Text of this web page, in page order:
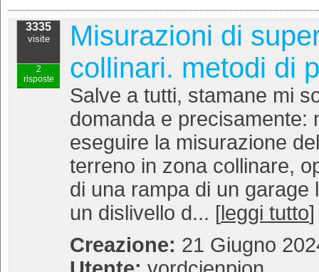
3335
visite
2
risposte
Misurazioni di
collinari. metodi di
Salve a tutti, stamane mi
domanda e precisamente:
eseguire la misurazione
terreno in zona collinare,
di una rampa di un garage
un dislivello d... [ leggi tutto]
Creazione: 21 Giugno